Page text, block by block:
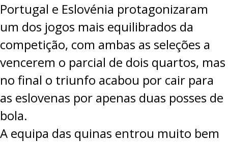
Portugal e Eslovénia protagonizaram
um dos jogos mais equilibrados da
competição, com ambas as seleções a
vencerem o parcial de dois quartos, mas
no final o triunfo acabou por cair para
as eslovenas por apenas duas posses de
bola.
A equipa das quinas entrou muito bem